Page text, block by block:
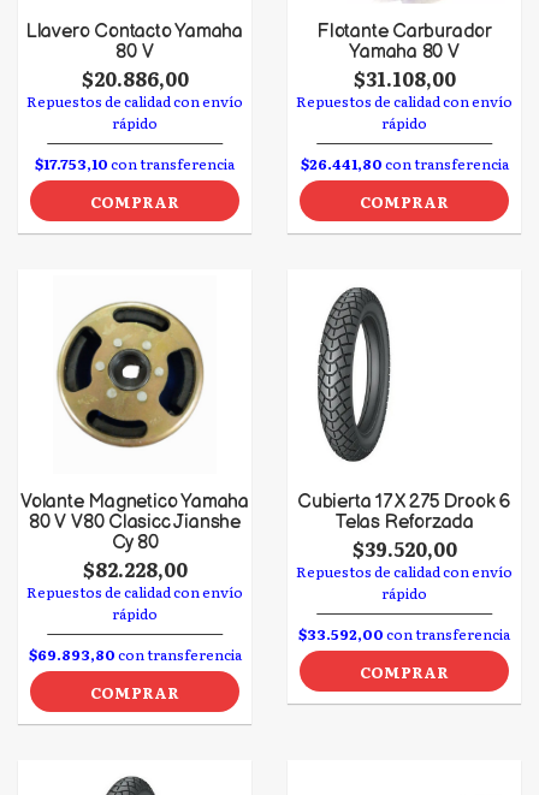
Llavero Contacto Yamaha
80 V
$20.886,00
Repuestos de calidad con envío
rápido
$17.753,10con transferencia
COMPRAR
Flotante Carburador
Yamaha 80 V
$31.108,00
Repuestos de calidad con envío
rápido
$26.441,80con transferencia
COMPRAR
Volante Magnetico Yamaha
80 V V80 Clasicc Jianshe
Cy 80
$82.228,00
Repuestos de calidad con envío
rápido
$69.893,80con transferencia
COMPRAR
Cubierta 17 X 275 Drook 6
Telas Reforzada
$39.520,00
Repuestos de calidad con envío
rápido
$33.592,00con transferencia
COMPRAR